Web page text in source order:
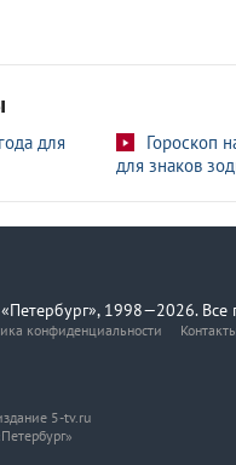
для
Гороскоп
для знаков
1998—2026.
конфиденциальности Контакты
5-tv.ru